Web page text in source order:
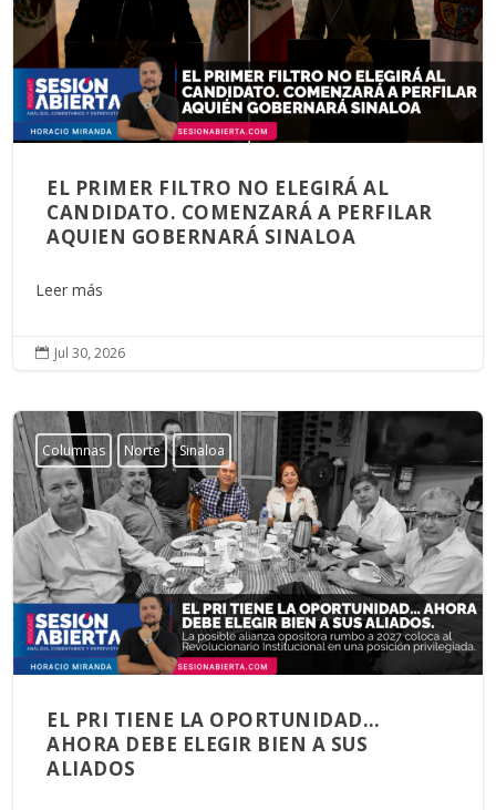
EL PRIMER FILTRO NO ELEGIRÁ AL
CANDIDATO. COMENZARÁ A PERFILAR
AQUIEN GOBERNARÁ SINALOA
Leer más
 Jul 30, 2026
Columnas Norte Sinaloa
EL PRI TIENE LA OPORTUNIDAD…
AHORA DEBE ELEGIR BIEN A SUS
ALIADOS